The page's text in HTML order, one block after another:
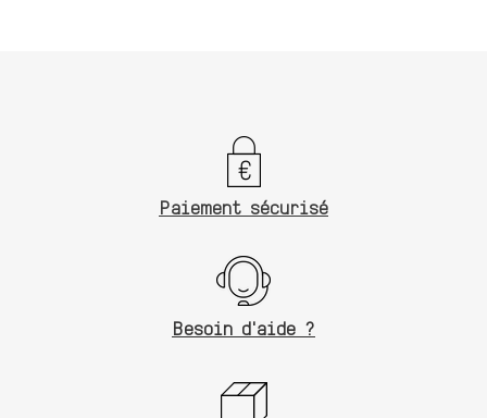
Paiement sécurisé
Besoin d'aide ?